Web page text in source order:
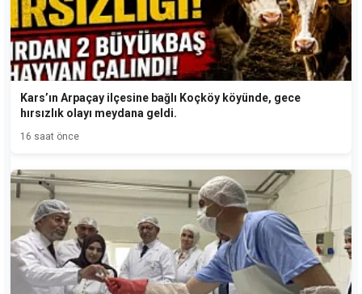
Kars’ın Arpaçay ilçesine bağlı Koçköy köyünde, gece
hırsızlık olayı meydana geldi.
16 saat önce